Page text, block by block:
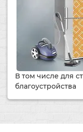
В том числе для
благоустройства